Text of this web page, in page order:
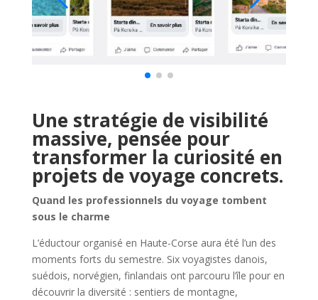
Une stratégie de visibilité
massive, pensée pour
transformer la curiosité en
projets de voyage concrets.
Quand les professionnels du voyage tombent
sous le charme
L’éductour organisé en Haute-Corse aura été l’un des
moments forts du semestre. Six voyagistes danois,
suédois, norvégien, finlandais ont parcouru l’île pour en
découvrir la diversité : sentiers de montagne,